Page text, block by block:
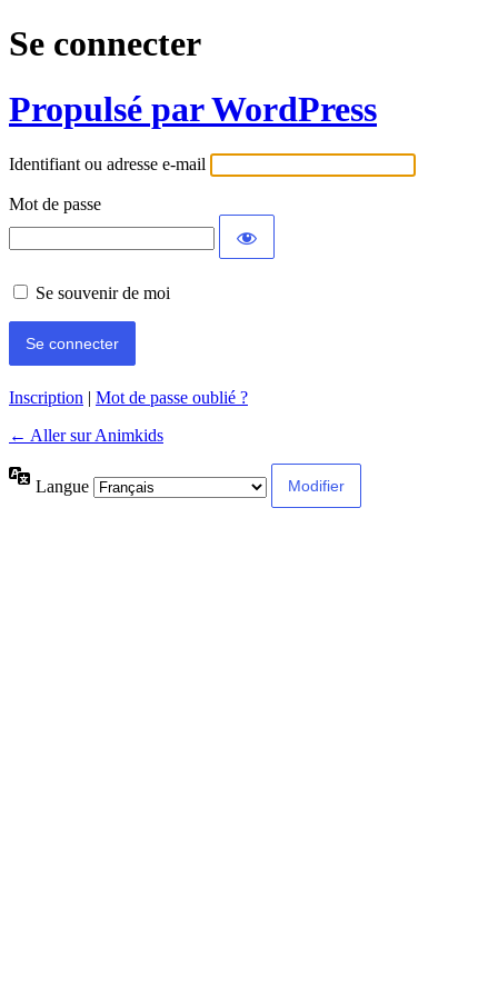
Se connecter
Propulsé par WordPress
Identifiant ou adresse e-mail
Mot de passe
Se souvenir de moi
Inscription | Mot de passe oublié ?
← Aller sur Animkids
Langue